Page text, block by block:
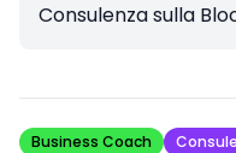
Consulenza sulla
Business Coach